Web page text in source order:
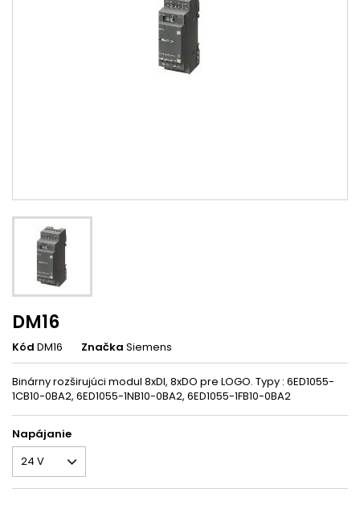
DM16
Kód DM16 Značka Siemens
Binárny rozširujúci modul 8xDI, 8xDO pre LOGO. Typy : 6ED1055-
1CB10-0BA2, 6ED1055-1NB10-0BA2, 6ED1055-1FB10-0BA2
Napájanie